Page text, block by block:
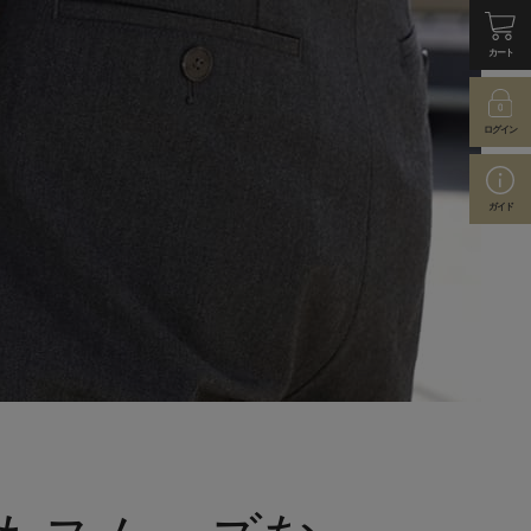
カート
ログイン
ガイド